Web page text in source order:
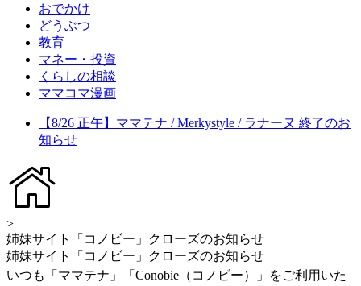
おでかけ
どうぶつ
教育
マネー・投資
くらしの相談
ママコマ漫画
【8/26 正午】ママテナ / Merkystyle / ラナーヌ 終了のお
知らせ
>
姉妹サイト「コノビー」クローズのお知らせ
姉妹サイト「コノビー」クローズのお知らせ
いつも「ママテナ」「Conobie（コノビー）」をご利用いた